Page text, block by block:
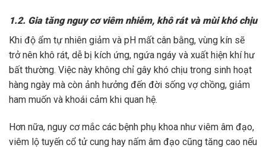
1.2. Gia tăng nguy cơ viêm nhiễm, khô rát và mùi khó chịu
Khi độ ẩm tự nhiên giảm và pH mất cân bằng, vùng kín sẽ
trở nên khô rát, dễ bị kích ứng, ngứa ngáy và xuất hiện khí hư
bất thường. Việc này không chỉ gây khó chịu trong sinh hoạt
hàng ngày mà còn ảnh hưởng đến đời sống vợ chồng, giảm
ham muốn và khoái cảm khi quan hệ.
Hơn nữa, nguy cơ mắc các bệnh phụ khoa như viêm âm đạo,
viêm lộ tuyến cổ tử cung hay nấm âm đạo cũng tăng cao nếu